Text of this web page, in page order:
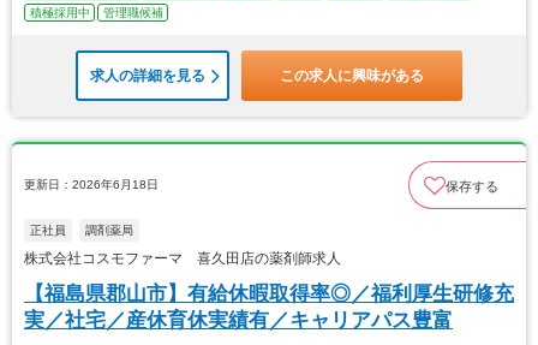
積極採用中
管理職候補
求人の詳細を見る この求人に興味がある
更新日：2026年6月18日 保存する
正社員 調剤薬局
株式会社コスモファーマ 喜久田店の薬剤師求人
【福島県郡山市】有給休暇取得率◎／福利厚生研修充
実／社宅／産休育休実績有／キャリアパス豊富